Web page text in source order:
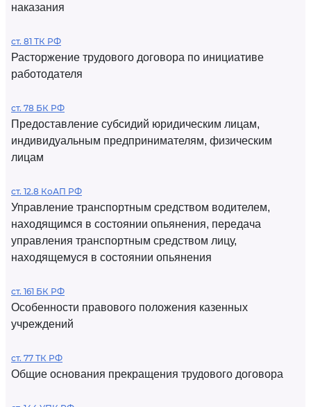
наказания
ст. 81 ТК РФ
Расторжение трудового договора по инициативе
работодателя
ст. 78 БК РФ
Предоставление субсидий юридическим лицам,
индивидуальным предпринимателям, физическим
лицам
ст. 12.8 КоАП РФ
Управление транспортным средством водителем,
находящимся в состоянии опьянения, передача
управления транспортным средством лицу,
находящемуся в состоянии опьянения
ст. 161 БК РФ
Особенности правового положения казенных
учреждений
ст. 77 ТК РФ
Общие основания прекращения трудового договора